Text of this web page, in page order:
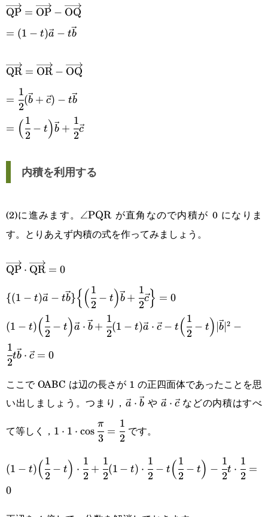
\overrightarrow{\text{OQ}}
QP = OP − OQ
=(1-
t\vec{b}
= (1 − t)a − tb
\overrightarrow{\text{OQ}}
QR = OR − OQ
=\cfrac{1}{2}
(\vec{b}+\vec{c})-
t\vec{b}
=
2
1
(b + c) − tb
=\Big(\cfrac{1}{2}-
t\Big)\vec{b}+\cfrac{1}
{2}\vec{c}
= ( 2
1
− t)b +
2
1
c
内積を利用する
(2)に進みます。 \angle\text{PQR}
∠PQRが直角なので内積が 0 になりま
す。とりあえず内積の式を作ってみましょう。
QP ⋅ QR = 0
\{(1-t)\vec{a}-
t\vec{b}\}\Big\
{\Big(\cfrac{1}{2}-
t\Big)\vec{b}+\cfrac{1}
{(1 − t)a − tb}{( 2
1
− t)b +
2
1
c} = 0
(1-t)\Big(\cfrac{1}{2}-
t\Big)\vec{a}\cdot\vec{b}+\cfrac{1}
{2}(1-t)\vec{a}\cdot\vec{c}-
t\Big(\cfrac{1}{2}-t\Big)|\vec{b}|^2-
\cfrac{1}{2}t\vec{b}\cdot\vec{c}=0
(1 − t)( 2
1
− t)a ⋅ b +
2
1
(1 − t)a ⋅ c − t ( 2
1
− t) b∣ 2 −
2
1
tb ⋅ c = 0
ここで OABC は辺の長さが 1 の正四面体であったことを思
い出しましょう。つまり，\vec{a}\cdot\vec{b}
a ⋅ bや \vec{a}\cdot\vec{c}
a ⋅ cなどの内積はすべ
て等しく，
1\cdot1\cdot\cos\cfrac{\pi}
{3}=\cfrac{1}{2}
1 ⋅ 1 ⋅ cos
3
π
=
2
1
です。
(1-t)\Big(\cfrac{1}
(1 − t)( 2
1
− t) ⋅
2
1
+
2
1
(1 − t) ⋅
2
1
− t ( 2
1
− t) −
2
1
t ⋅
2
1
=
0